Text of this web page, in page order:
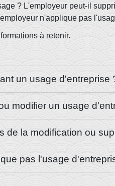
? L'employeur peut-il
n'applique pas
à retenir.
un usage d'entreprise
modifier un usage
de la modification ou
pas l'usage